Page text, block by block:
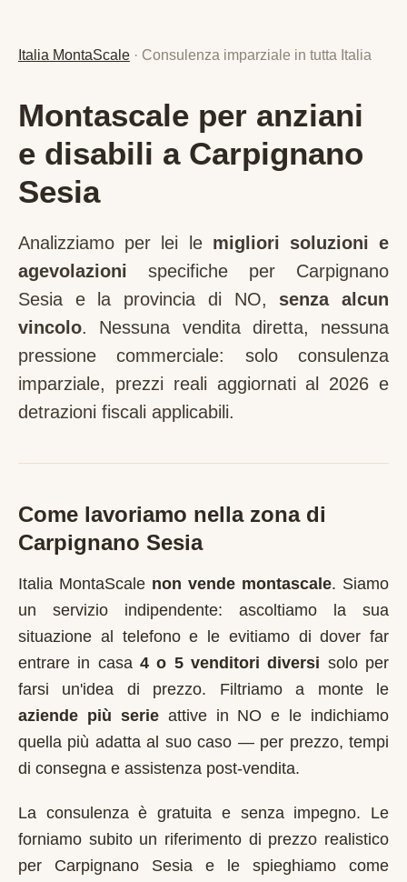
Italia MontaScale · Consulenza imparziale in tutta Italia
Montascale per anziani
e disabili a Carpignano
Sesia
Analizziamo per lei le migliori soluzioni e
agevolazioni specifiche per Carpignano
Sesia e la provincia di NO, senza alcun
vincolo. Nessuna vendita diretta, nessuna
pressione commerciale: solo consulenza
imparziale, prezzi reali aggiornati al 2026 e
detrazioni fiscali applicabili.
Come lavoriamo nella zona di
Carpignano Sesia
Italia MontaScale non vende montascale. Siamo
un servizio indipendente: ascoltiamo la sua
situazione al telefono e le evitiamo di dover far
entrare in casa 4 o 5 venditori diversi solo per
farsi un'idea di prezzo. Filtriamo a monte le
aziende più serieattive in NO e le indichiamo
quella più adatta al suo caso — per prezzo, tempi
di consegna e assistenza post-vendita.
La consulenza è gratuita e senza impegno. Le
forniamo subito un riferimento di prezzo realistico
per Carpignano Sesia e le spieghiamo come